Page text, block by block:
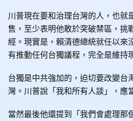
川普現在要和治理台灣的人，也就
售，至少表明他敢於突破禁區，挑
經。現實是，賴清德總統就任以來
有推動任何台獨議程，完全是維持
台獨是中共強加的，迫切要改變台
灣。川普說「我和所有人談」，應
當然最後他還提到「我們會處理那